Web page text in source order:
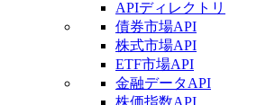
APIディレクトリ
債券市場API
株式市場API
ETF市場API
金融データAPI
株価指数API